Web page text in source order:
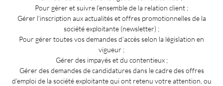
Pour gérer et suivre l’ensemble de la relation client ;
Gérer l’inscription aux actualités et offres promotionnelles de la
société exploitante (newsletter) ;
Pour gérer toutes vos demandes d’accès selon la législation en
vigueur ;
Gérer des impayés et du contentieux ;
Gérer des demandes de candidatures dans le cadre des offres
d’emploi de la société exploitante qui ont retenu votre attention, ou